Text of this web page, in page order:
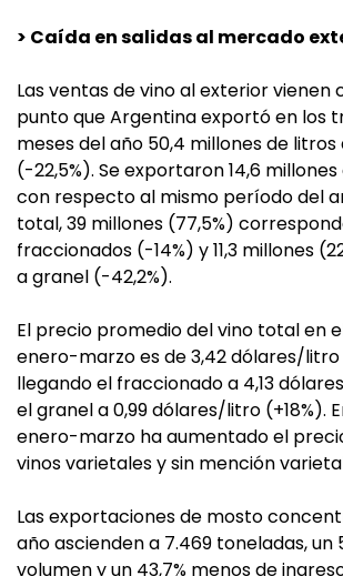
> Caída en salidas al mercado
Las ventas de vino al exterior vienen
punto que Argentina exportó en los
meses del año 50,4 millones de litros
(-22,5%). Se exportaron 14,6
con respecto al mismo período del
total, 39 millones (77,5%)
fraccionados (-14%) y 11,3 millones
a granel (-42,2%).
El precio promedio del vino total en
enero-marzo es de 3,42 dólares/litro
llegando el fraccionado a 4,13
el granel a 0,99 dólares/litro (+18%).
enero-marzo ha aumentado el
vinos varietales y sin mención
Las exportaciones de mosto
año ascienden a 7.469 toneladas, un
volumen y un 43,7% menos de